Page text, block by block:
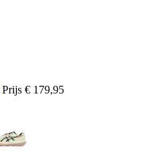
Prijs € 179,95